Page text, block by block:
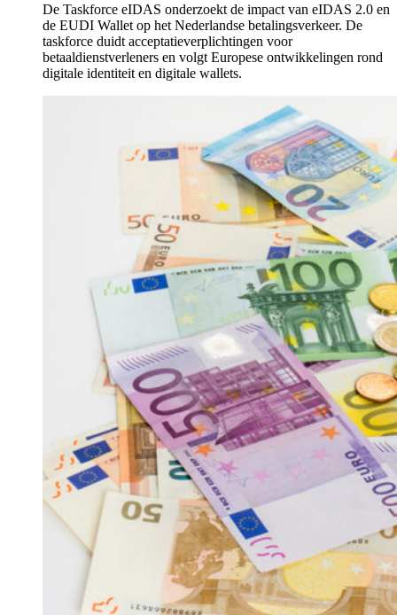
De Taskforce eIDAS onderzoekt de impact van eIDAS 2.0 en
de EUDI Wallet op het Nederlandse betalingsverkeer. De
taskforce duidt acceptatieverplichtingen voor
betaaldienstverleners en volgt Europese ontwikkelingen rond
digitale identiteit en digitale wallets.